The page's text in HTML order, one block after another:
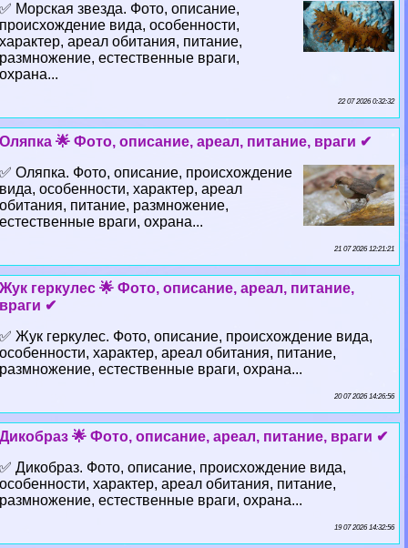
✅ Морская звезда. Фото, описание,
происхождение вида, особенности,
хаpaктер, ареал обитания, питание,
размножение, естественные враги,
охрана...
22 07 2026 0:32:32
Оляпка 🌟 Фото, описание, ареал, питание, враги ✔
✅ Оляпка. Фото, описание, происхождение
вида, особенности, хаpaктер, ареал
обитания, питание, размножение,
естественные враги, охрана...
21 07 2026 12:21:21
Жук геркулес 🌟 Фото, описание, ареал, питание,
враги ✔
✅ Жук геркулес. Фото, описание, происхождение вида,
особенности, хаpaктер, ареал обитания, питание,
размножение, естественные враги, охрана...
20 07 2026 14:26:56
Дикобраз 🌟 Фото, описание, ареал, питание, враги ✔
✅ Дикобраз. Фото, описание, происхождение вида,
особенности, хаpaктер, ареал обитания, питание,
размножение, естественные враги, охрана...
19 07 2026 14:32:56